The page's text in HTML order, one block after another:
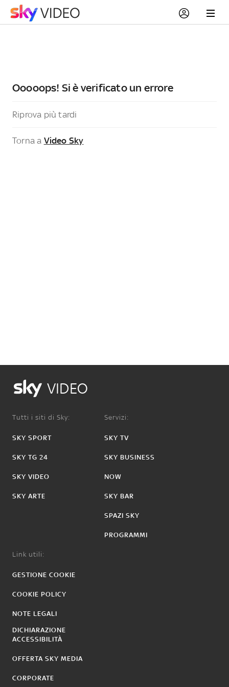
Ooooops! Si è verificato un errore
Riprova più tardi
Torna a Video Sky
VIDEO
Tutti i siti di Sky:
SKY SPORT
SKY TG 24
SKY VIDEO
SKY ARTE
Servizi:
SKY TV
SKY BUSINESS
NOW
SKY BAR
SPAZI SKY
PROGRAMMI
Link utili:
GESTIONE COOKIE
COOKIE POLICY
NOTE LEGALI
DICHIARAZIONE
ACCESSIBILITÀ
OFFERTA SKY MEDIA
CORPORATE